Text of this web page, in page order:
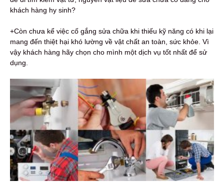
khách hàng hy sinh?
+Còn chưa kể việc cố gắng sửa chữa khi thiếu kỹ năng có khi lại
mang đến thiệt hại khó lường về vật chất an toàn, sức khỏe. Vì
vậy khách hàng hãy chọn cho mình một dịch vụ tốt nhất để sử
dụng.